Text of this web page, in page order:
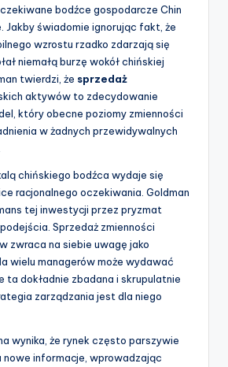
bodźce gospodarcze Chin
Jakby świadomie ignorując fakt, że
wzrostu rzadko zdarzają się
niemałą burzę wokół chińskiej
twierdzi, że sprzedaż
aktywów to zdecydowanie
który obecne poziomy zmienności
w żadnych przewidywalnych
chińskiego bodźca wydaje się
racjonalnego oczekiwania. Goldman
tej inwestycji przez pryzmat
Sprzedaż zmienności
zwraca na siebie uwagę jako
wielu managerów może wydawać
ta dokładnie zbadana i skrupulatnie
zarządzania jest dla niego
wynika, że rynek często parszywie
nowe informacje, wprowadzając